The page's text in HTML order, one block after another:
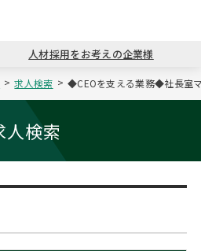
戻る
コンサ
戻る
キャリ
戻る
MBAの
戻る
日本か
戻る
パワー
人材採用をお考えの企業様
求人検索 ◆CEOを支える業務◆社長室
人検索